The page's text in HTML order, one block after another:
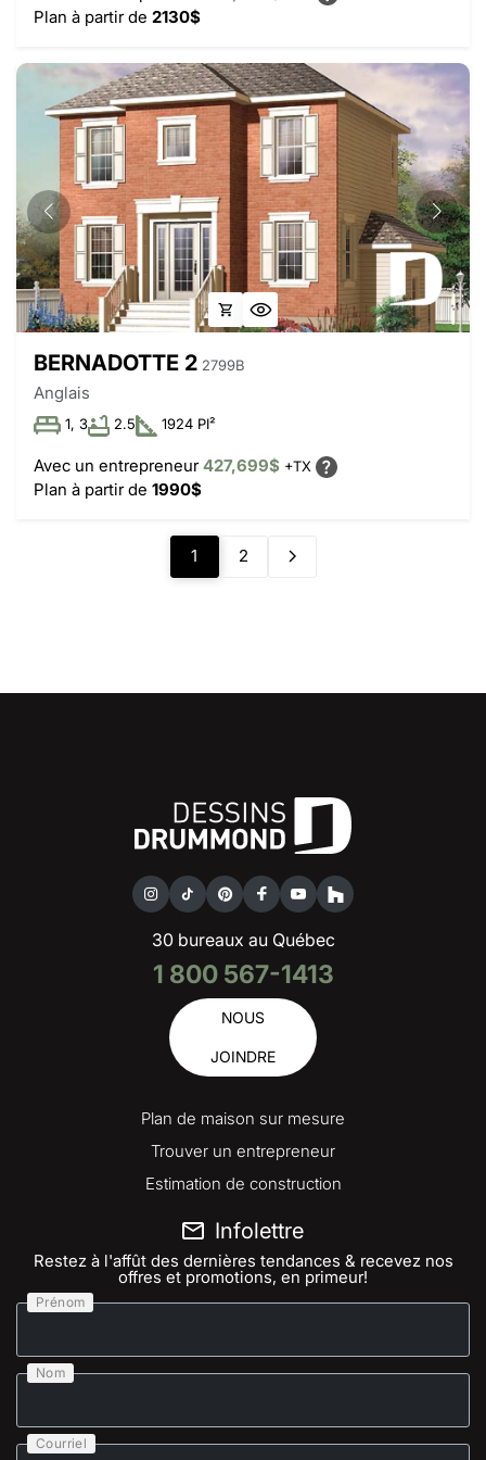
Plan à partir de 2130$
BERNADOTTE 2 2799B
Anglais
1, 3 2.5 1924 PI²
Avec un entrepreneur427,699$ +TX
Plan à partir de 1990$
1 2
30 bureaux au Québec
1 800 567-1413
NOUS
JOINDRE
Plan de maison sur mesure
Trouver un entrepreneur
Estimation de construction
Infolettre
Restez à l'affût des dernières tendances & recevez nos
offres et promotions, en primeur!
Prénom
Nom
Courriel